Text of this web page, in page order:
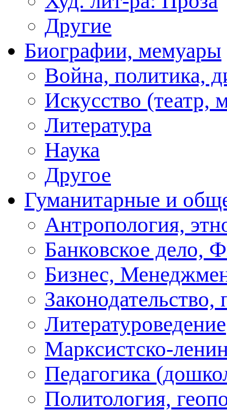
Другие
Биографии, мемуары
Война, политика,
Искусство (театр,
Литература
Наука
Другое
Гуманитарные и
Антропология,
Банковское дело,
Бизнес,
Законодательство,
Литературоведение
Марксистско-
Педагогика
Политология,